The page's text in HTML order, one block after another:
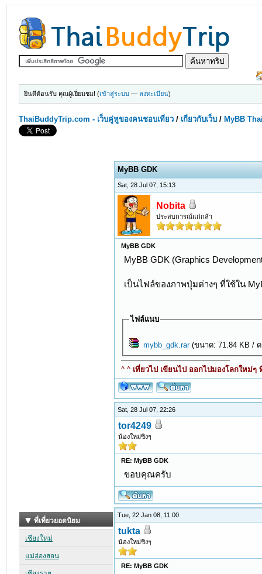
ยินดีต้อนรับ คุณผู้เยี่ยมชม! (เข้าสู่ระบบ — ลงทะเบียน)
ThaiBuddyTrip.com - เว็บคู่หูของคนชอบเที่ยว / เกี่ยวกับเว็บ / MyBB
MyBB GDK
Sat, 28 Jul 07, 15:13
Nobita
ประสบการณ์แก่กล้า
MyBB GDK
MyBB GDK (Graphics
เป็นไฟล์ของภาพปุ่มต่างๆ ที่ใช้ใน
ไฟล์แนบ
mybb_gdk.rar(ขนาด: 71.84 KB /
^ ^ เที่ยวไป เขียนไป ออกไปมองโลกใหม่ๆ
Sat, 28 Jul 07, 22:26
tor4249
น้องใหม่ซิงๆ
RE: MyBB GDK
ขอบคุณครับ
Tue, 22 Jan 08, 11:00
tukta
น้องใหม่ซิงๆ
RE: MyBB GDK